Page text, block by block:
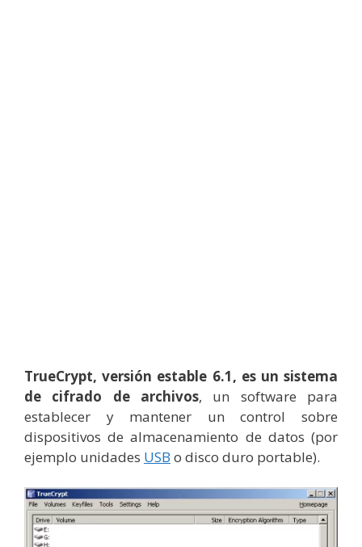
TrueCrypt, versión estable 6.1, es un sistema
de cifrado de archivos, un software para
establecer y mantener un control sobre
dispositivos de almacenamiento de datos (por
ejemplo unidades USB o disco duro portable).